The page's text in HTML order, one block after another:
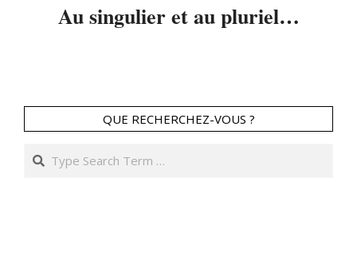
Au singulier et au pluriel…
QUE RECHERCHEZ-VOUS ?
Search